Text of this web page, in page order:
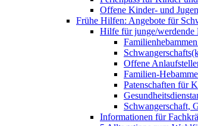
Offene Kinder- und
Frühe Hilfen: Angebote für
Hilfe für junge/werdende
Offene
Familien-
Patenschaften für
Schwangerschaft,
Informationen für